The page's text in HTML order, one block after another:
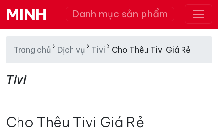
MINH Danh mục sản phẩm
Trang chủ Dịch vụ Tivi Cho Thêu Tivi Giá Rẻ
Tivi
Cho Thêu Tivi Giá Rẻ